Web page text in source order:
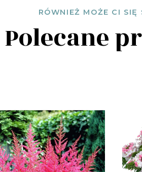
RÓWNIEŻ MOŻE CI SIĘ
Polecane